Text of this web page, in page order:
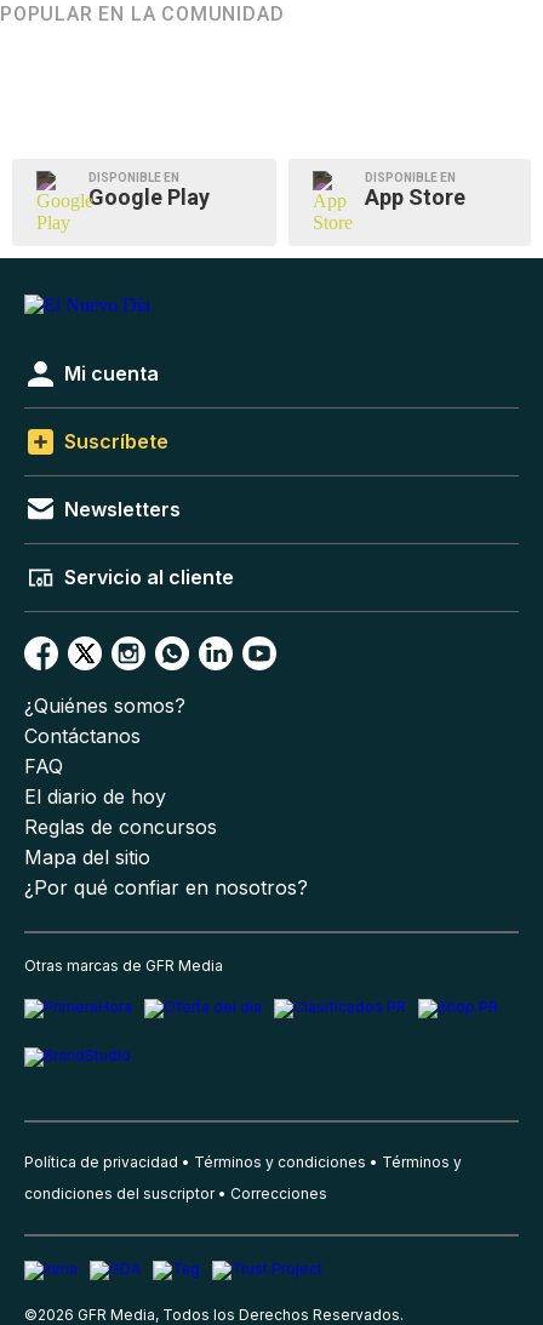
POPULAR EN LA COMUNIDAD
DISPONIBLE EN
Google Play
DISPONIBLE EN
App Store
Mi cuenta
Suscríbete
Newsletters
Servicio al cliente
¿Quiénes somos?
Contáctanos
FAQ
El diario de hoy
Reglas de concursos
Mapa del sitio
¿Por qué confiar en nosotros?
Otras marcas de GFR Media
Política de privacidad Términos y condiciones
Términos y
condiciones del suscriptor
Correcciones
©2026 GFR Media, Todos los Derechos Reservados.